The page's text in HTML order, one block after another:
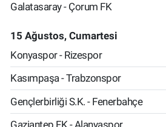
Galatasaray - Çorum FK
15 Ağustos, Cumartesi
Konyaspor - Rizespor
Kasımpaşa - Trabzonspor
Gençlerbirliği S.K. - Fenerbahçe